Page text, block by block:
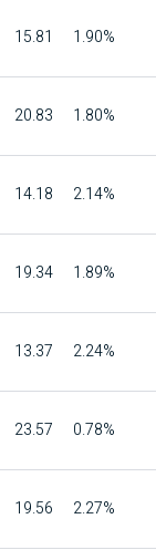
15.81 1.90%
20.83 1.80%
14.18 2.14%
19.34 1.89%
13.37 2.24%
23.57 0.78%
19.56 2.27%